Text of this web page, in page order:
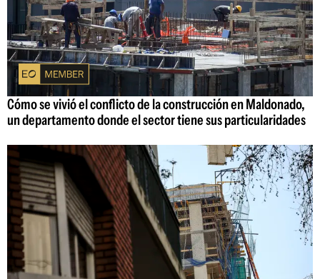
Cómo se vivió el conflicto de la construcción en Maldonado,
un departamento donde el sector tiene sus particularidades